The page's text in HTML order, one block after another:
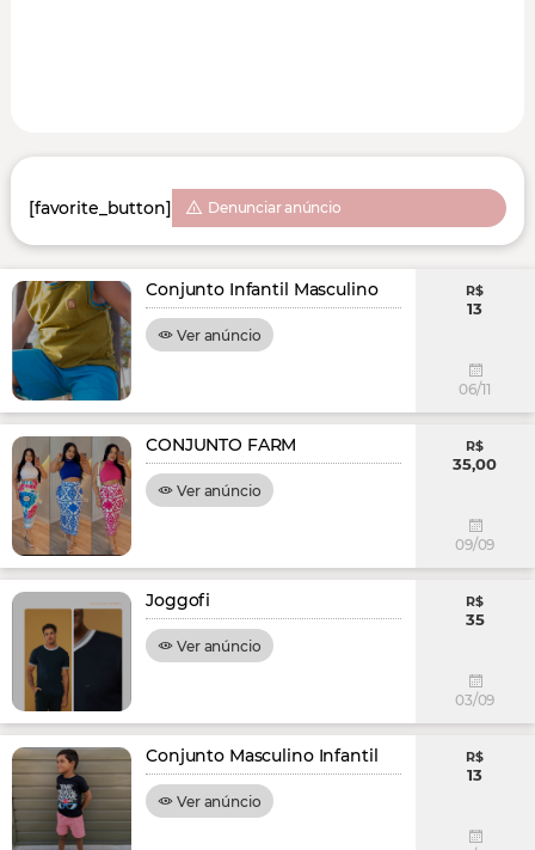
[favorite_button] Denunciar anúncio
Conjunto Infantil Masculino
Ver anúncio
R$
13
06/11
CONJUNTO FARM
Ver anúncio
R$
35,00
09/09
Joggofi
Ver anúncio
R$
35
03/09
Conjunto Masculino Infantil
Ver anúncio
R$
13